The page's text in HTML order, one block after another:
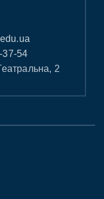
37-54
2